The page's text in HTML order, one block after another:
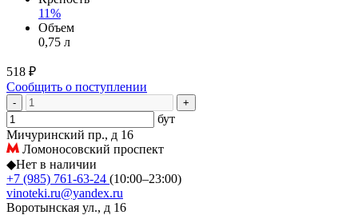
11%
Объем
0,75 л
518 ₽
Сообщить о поступлении
- +
бут
Мичуринский пр., д 16
Ломоносовский проспект
◆Нет в наличии
+7 (985) 761-63-24 (10:00–23:00)
vinoteki.ru@yandex.ru
Воротынская ул., д 16